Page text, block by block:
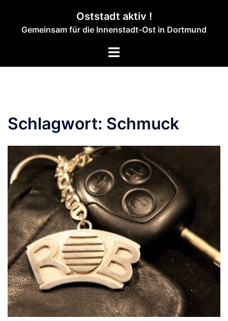
springen
Oststadt aktiv !
Gemeinsam für die Innenstadt-Ost in Dortmund
Menü
Schlagwort: Schmuck